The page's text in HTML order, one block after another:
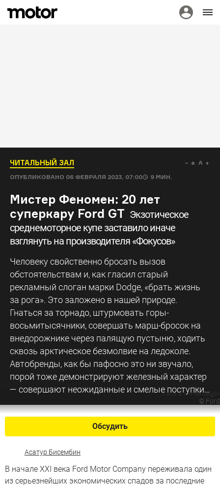
ЧИТАЛЬНЫЙ ЗАЛ
ОПУБЛИКОВАНО 06 ФЕВРАЛЯ 2023, 07:00 9 МИН.
a A
Мистер Феномен: 20 лет
суперкару Ford GT Экзотическое
среднемоторное купе заставило иначе
взглянуть на производителя «Фокусов»
Человеку свойственно бросать вызов
обстоятельствам и, как гласил старый
рекламный слоган марки Dodge, «брать жизнь
за рога». Это заложено в нашей природе.
Гнаться за торнадо, штурмовать горы-
восьмитысячники, совершать марш-бросок на
внедорожнике через палящую пустыню, ходить
сквозь арктическое безмолвие на ледоколе.
Автобренды, как бы пафосно это ни звучало,
порой тоже демонстрируют железный характер
— совершают неожиданные и смелые поступки…
Ford GT «Heritage»
© Ford
Обсудить
Асатур Бисембин
В начале XXI века Ford Motor Company переживала один
из серьезнейших экономических спадов за последние